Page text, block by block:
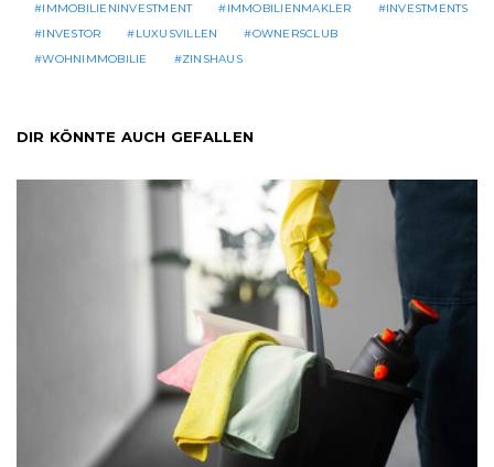
IMMOBILIENINVESTMENT
IMMOBILIENMAKLER
INVESTMENTS
INVESTOR
LUXUSVILLEN
OWNERSCLUB
WOHNIMMOBILIE
ZINSHAUS
DIR KÖNNTE AUCH GEFALLEN